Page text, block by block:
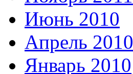
Июнь 2010
Апрель 2010
Январь 2010